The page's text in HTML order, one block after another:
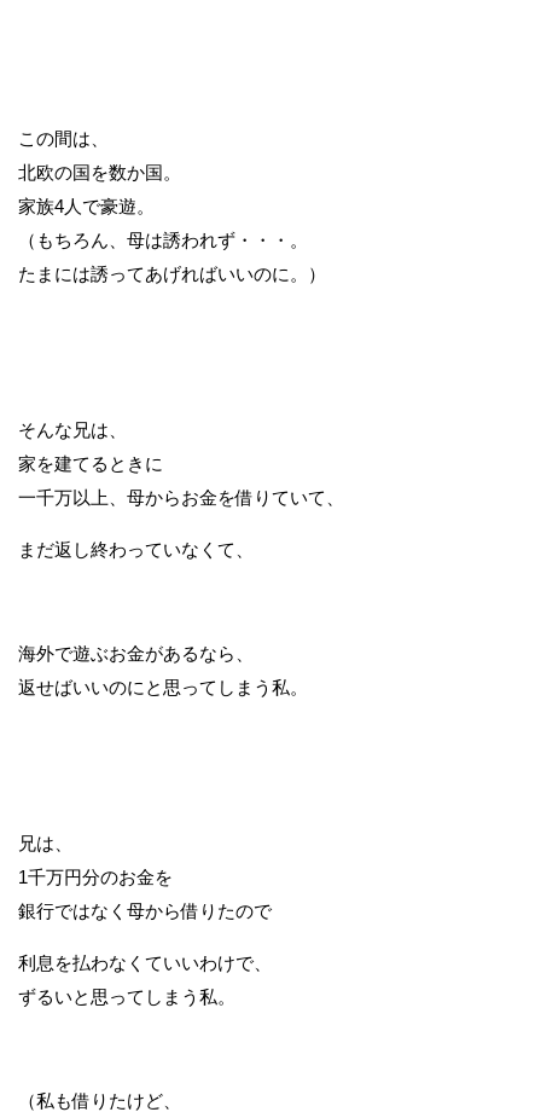
この間は、
北欧の国を数か国。
家族4人で豪遊。
（もちろん、母は誘われず・・・。
たまには誘ってあげればいいのに。）
そんな兄は、
家を建てるときに
一千万以上、母からお金を借りていて、
まだ返し終わっていなくて、
海外で遊ぶお金があるなら、
返せばいいのにと思ってしまう私。
兄は、
1千万円分のお金を
銀行ではなく母から借りたので
利息を払わなくていいわけで、
ずるいと思ってしまう私。
（私も借りたけど、